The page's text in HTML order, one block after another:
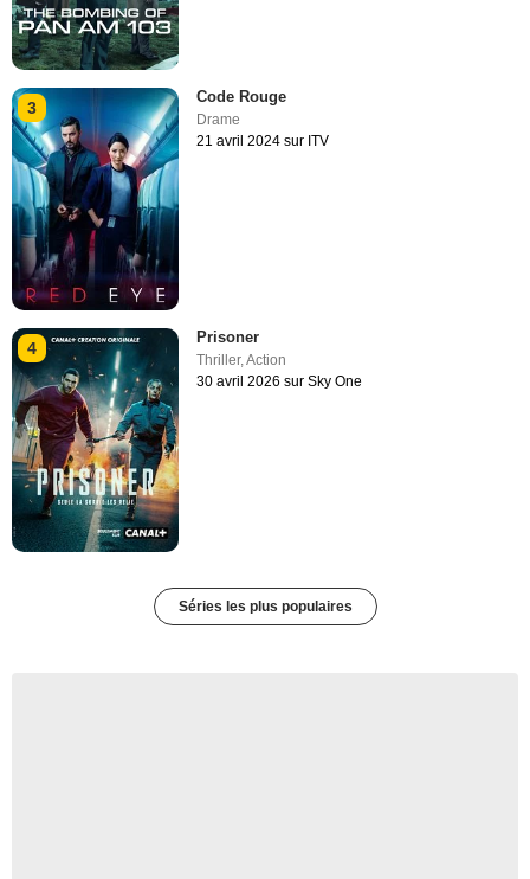
3
Code Rouge
Drame
21 avril 2024 sur ITV
4
Prisoner
Thriller,Action
30 avril 2026 sur Sky One
Séries les plus populaires